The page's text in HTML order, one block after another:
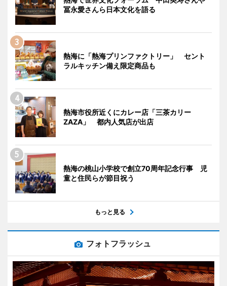
冨永愛さんら日本文化を語る
熱海に「熱海プリンファクトリー」 セント
ラルキッチン備え限定商品も
熱海市役所近くにカレー店「三茶カリー
ZAZA」 都内人気店が出店
熱海の桃山小学校で創立70周年記念行事 児
童と住民らが節目祝う
もっと見る
フォトフラッシュ